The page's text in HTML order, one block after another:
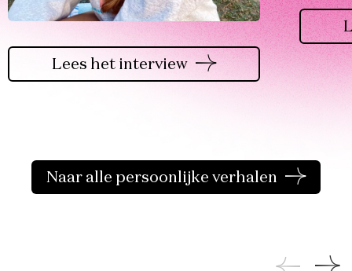
Lees het interview
Naar alle persoonlijke verhalen